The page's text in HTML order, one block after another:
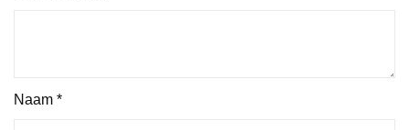
Naam *